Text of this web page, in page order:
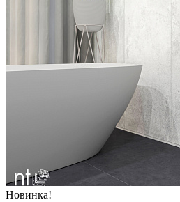
Новинка!